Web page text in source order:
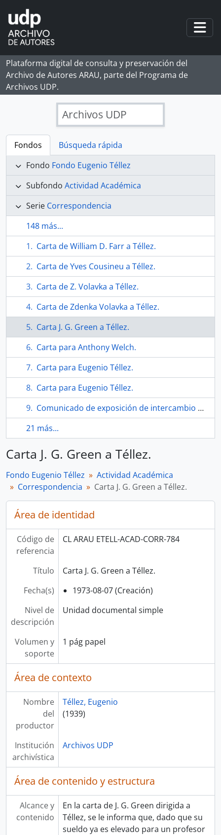
Skip to main content
Plataforma digital de consulta y preservación del
Archivo de Autores ARAU, parte del Programa de
Archivos UDP.
Archivos UDP
Fondos
Búsqueda rápida
Fondo Fondo Eugenio Téllez
Subfondo Actividad Académica
Serie Correspondencia
148 más...
Carta de William D. Farr a Téllez.
Carta de Yves Cousineu a Téllez.
Carta de Z. Volavka a Téllez.
Carta de Zdenka Volavka a Téllez.
Carta J. G. Green a Téllez.
Carta para Anthony Welch.
Carta para Eugenio Téllez.
Carta para Eugenio Téllez.
Comunicado de exposición de intercambio de grabados con la universidad ser George Williams.
21 más...
Carta J. G. Green a Téllez.
Fondo Eugenio Téllez
Actividad Académica
Correspondencia
Carta J. G. Green a Téllez.
Área de identidad
Código de
referencia
CL ARAU ETELL-ACAD-CORR-784
Título
Carta J. G. Green a Téllez.
Fecha(s)
1973-08-07 (Creación)
Nivel de
descripción
Unidad documental simple
Volumen y
soporte
1 pág papel
Área de contexto
Nombre
del
productor
Téllez, Eugenio
(1939)
Institución
archivística
Archivos UDP
Área de contenido y estructura
Alcance y
contenido
En la carta de J. G. Green dirigida a
Téllez, se le informa que, dado que su
sueldo ya es elevado para un profesor